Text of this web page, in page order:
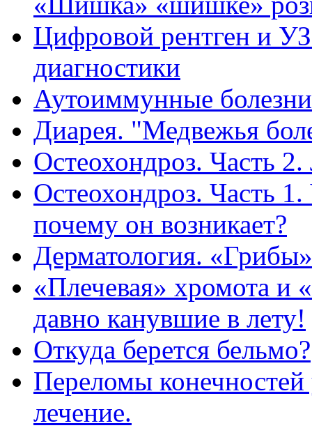
Цифровой рентген и
диагностики
Аутоиммунные
Диарея. "Медвежья
Остеохондроз. Часть
Остеохондроз. Часть
почему он возникает?
Дерматология.
«Плечевая» хромота и
давно канувшие в лету!
Откуда берется бельмо?
Переломы
лечение.